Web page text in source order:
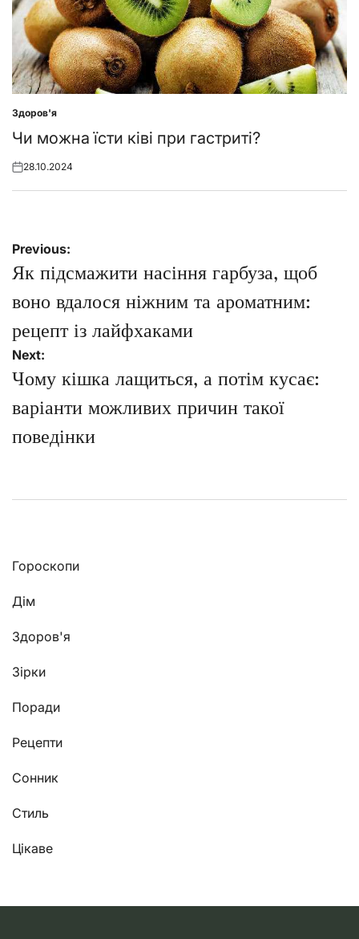
Posted
in
Здоров'я
Чи можна їсти ківі при гастриті?
Posted
28.10.2024
Навігація
записів
Previous:
Як підсмажити насіння гарбуза, щоб
воно вдалося ніжним та ароматним:
рецепт із лайфхаками
Next:
Чому кішка лащиться, а потім кусає:
варіанти можливих причин такої
поведінки
Гороскопи
Дім
Здоров'я
Зірки
Поради
Рецепти
Сонник
Стиль
Цікаве